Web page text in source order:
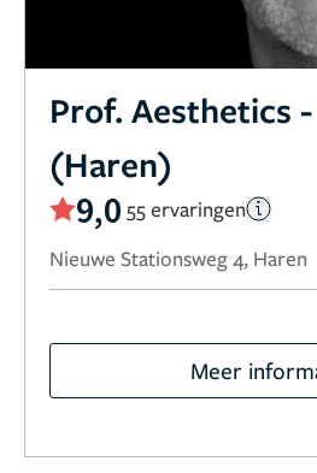
Prof. Aesthetics
(Haren)
9,0 55 ervaringen
Nieuwe Stationsweg 4, Haren
Meer